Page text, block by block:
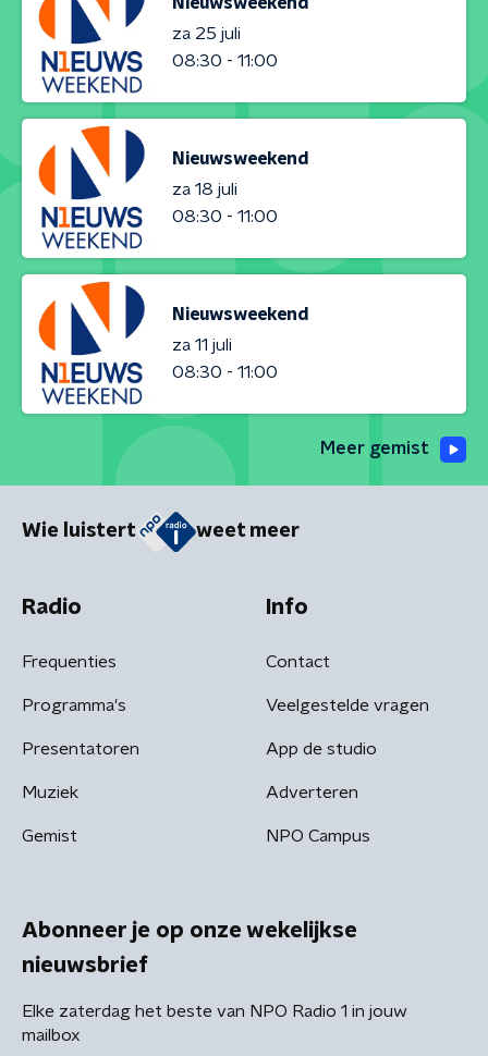
za 25 juli
08:30 - 11:00
Nieuwsweekend
za 18 juli
08:30 - 11:00
Nieuwsweekend
za 11 juli
08:30 - 11:00
Meer gemist
Wie luistert weet meer
Radio
Frequenties
Programma's
Presentatoren
Muziek
Gemist
Info
Contact
Veelgestelde vragen
App de studio
Adverteren
NPO Campus
Abonneer je op onze wekelijkse
nieuwsbrief
Elke zaterdag het beste van NPO Radio 1 in jouw
mailbox